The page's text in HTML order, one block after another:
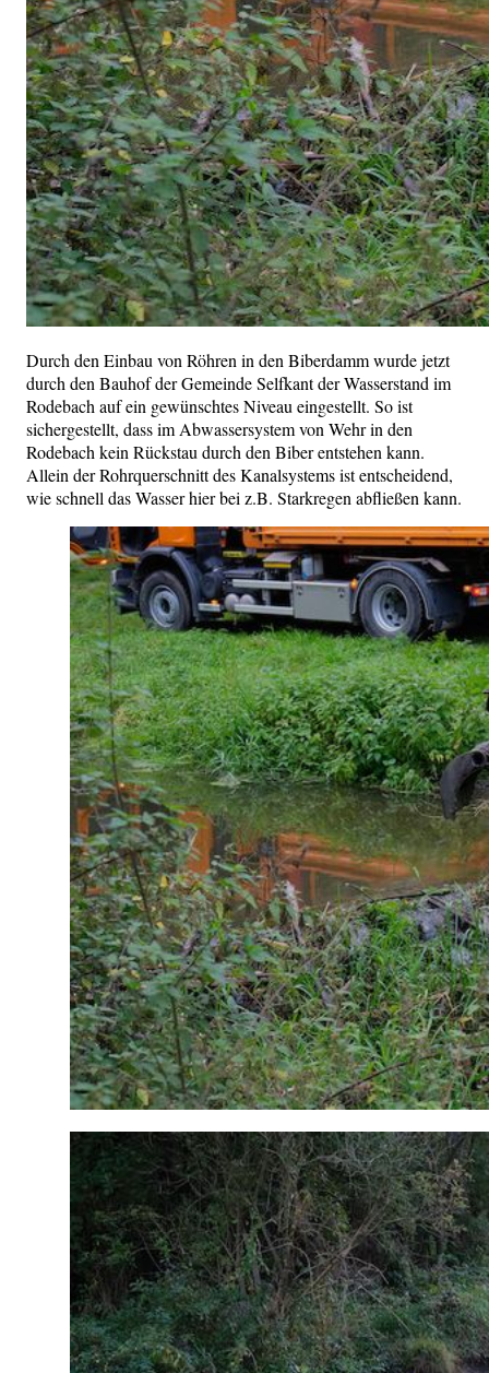
Durch den Einbau von Röhren in den Biberdamm wurde jetzt
durch den Bauhof der Gemeinde Selfkant der Wasserstand im
Rodebach auf ein gewünschtes Niveau eingestellt. So ist
sichergestellt, dass im Abwassersystem von Wehr in den
Rodebach kein Rückstau durch den Biber entstehen kann.
Allein der Rohrquerschnitt des Kanalsystems ist entscheidend,
wie schnell das Wasser hier bei z.B. Starkregen abfließen kann.